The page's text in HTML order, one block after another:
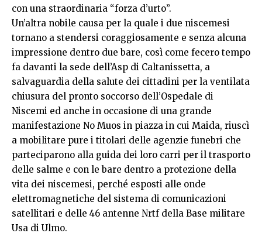
con una straordinaria “forza d’urto”.
Un’altra nobile causa per la quale i due niscemesi
tornano a stendersi coraggiosamente e senza alcuna
impressione dentro due bare, così come fecero tempo
fa davanti la sede dell’Asp di Caltanissetta, a
salvaguardia della salute dei cittadini per la ventilata
chiusura del pronto soccorso dell’Ospedale di
Niscemi ed anche in occasione di una grande
manifestazione No Muos in piazza in cui Maida, riuscì
a mobilitare pure i titolari delle agenzie funebri che
parteciparono alla guida dei loro carri per il trasporto
delle salme e con le bare dentro a protezione della
vita dei niscemesi, perché esposti alle onde
elettromagnetiche del sistema di comunicazioni
satellitari e delle 46 antenne Nrtf della Base militare
Usa di Ulmo.